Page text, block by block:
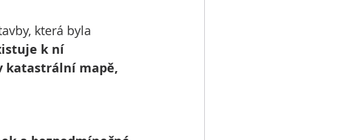
která byla
k ní
katastrální mapě,